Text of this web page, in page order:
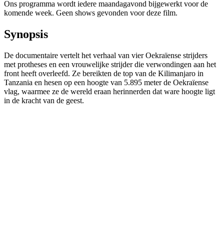
Ons programma wordt iedere maandagavond bijgewerkt voor de
komende week. Geen shows gevonden voor deze film.
Synopsis
De documentaire vertelt het verhaal van vier Oekraïense strijders
met protheses en een vrouwelijke strijder die verwondingen aan het
front heeft overleefd. Ze bereikten de top van de Kilimanjaro in
Tanzania en hesen op een hoogte van 5.895 meter de Oekraïense
vlag, waarmee ze de wereld eraan herinnerden dat ware hoogte ligt
in de kracht van de geest.